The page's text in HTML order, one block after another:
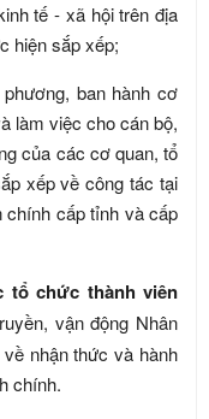
tế - xã hội trên địa
hiện sắp xếp;
ban hành cơ
làm việc cho cán bộ,
của các cơ quan, tổ
xếp về công tác tại
chính cấp tỉnh và cấp
tổ chức thành viên
vận động Nhân
nhận thức và hành
chính.